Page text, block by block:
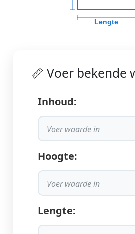
📏 Voer bekende
Inhoud:
Hoogte:
Lengte:
Lengte